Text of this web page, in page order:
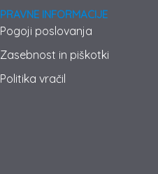
PRAVNE INFORMACIJE
Pogoji poslovanja
Zasebnost in piškotki
Politika vračil